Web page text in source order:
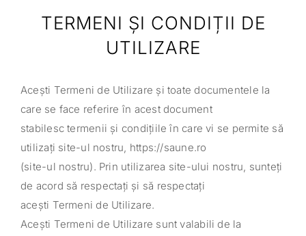
TERMENI ȘI CONDIȚII DE
UTILIZARE
Acești Termeni de Utilizare și toate documentele la
care se face referire în acest document
stabilesc termenii și condițiile în care vi se permite să
utilizați site-ul nostru, https://saune.ro
(site-ul nostru). Prin utilizarea site-ului nostru, sunteți
de acord să respectați și să respectați
acești Termeni de Utilizare.
Acești Termeni de Utilizare sunt valabili de la